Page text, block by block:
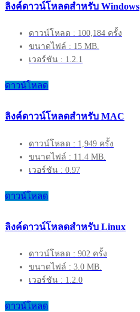
ลิงค์ดาวน์โหลดสำหรับ Windows
ดาวน์โหลด : 100,184 ครั้ง
ขนาดไฟล์ : 15 MB.
เวอร์ชัน : 1.2.1
ดาวน์โหลด
ลิงค์ดาวน์โหลดสำหรับ MAC
ดาวน์โหลด : 1,949 ครั้ง
ขนาดไฟล์ : 11.4 MB.
เวอร์ชัน : 0.97
ดาวน์โหลด
ลิงค์ดาวน์โหลดสำหรับ Linux
ดาวน์โหลด : 902 ครั้ง
ขนาดไฟล์ : 3.0 MB.
เวอร์ชัน : 1.2.0
ดาวน์โหลด